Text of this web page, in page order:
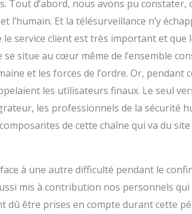
Tout d’abord, nous avons pu
l’humain. Et la télésurveillance n’y
le service client est très important et
situe au cœur même de l’ensemble
et les forces de l’ordre. Or, pendant
les utilisateurs finaux. Le seul
les professionnels de la sécurité
de cette chaîne qui va du
à une autre difficulté pendant le
mis à contribution nos personnels
dû être prises en compte durant cette